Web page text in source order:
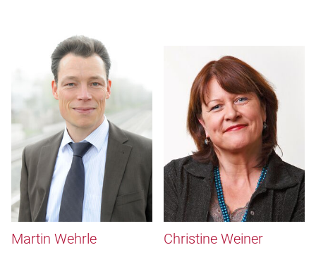
Martin Wehrle Christine Weiner